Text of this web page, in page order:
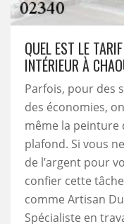
QUEL EST LE
INTÉRIEUR À
Parfois, pour des
des économies,
même la
plafond. Si vous
de l’argent pour
confier cette
comme Artisan
Spécialiste en